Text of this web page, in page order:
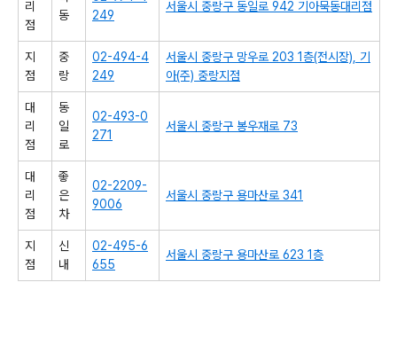
리
점
동
249
서울시 중랑구 동일로 942 기아묵동대리점
지
점
중
랑
02-494-4
249
서울시 중랑구 망우로 203 1층(전시장), 기
아(주) 중랑지점
대
리
점
동
일
로
02-493-0
271
서울시 중랑구 봉우재로 73
대
리
점
좋
은
차
02-2209-
9006
서울시 중랑구 용마산로 341
지
점
신
내
02-495-6
655
서울시 중랑구 용마산로 623 1층